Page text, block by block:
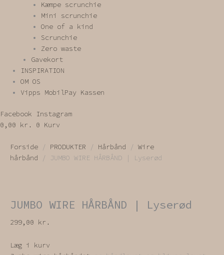
Kæmpe scrunchie
Mini scrunchie
One of a kind
Scrunchie
Zero waste
Gavekort
INSPIRATION
OM OS
Vipps MobilPay Kassen
Facebook
Instagram
0,00 kr. 0 Kurv
Forside / PRODUKTER / Hårbånd / Wire
hårbånd / JUMBO WIRE HÅRBÅND | Lyserød
JUMBO WIRE HÅRBÅND | Lyserød
299,00 kr.
Læg i kurv